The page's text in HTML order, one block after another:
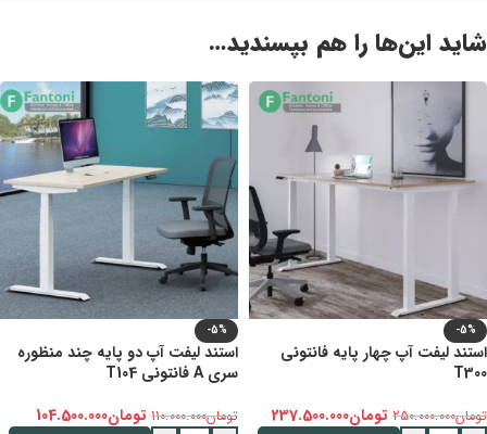
شاید این‌ها را هم بپسندید…
-5%
استند لیفت آپ چهار پایه فانتونی
T300
تومان250.000.000 تومان237.500.000
-5%
استند لیفت آپ دو پایه چند منظوره
سری A فانتونی T104
تومان110.000.000 تومان104.500.000